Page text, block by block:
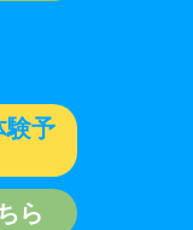
験予
ら